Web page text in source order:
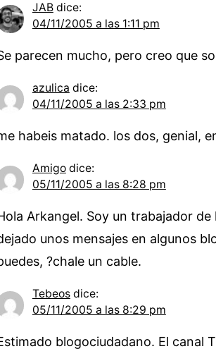
JAB dice:
04/11/2005 a las 1:11 pm
parecen mucho, pero creo que
azulica dice:
04/11/2005 a las 2:33 pm
habeis matado. los dos, genial,
Amigo dice:
05/11/2005 a las 8:28 pm
Arkangel. Soy un trabajador
unos mensajes en algunos
?chale un cable.
Tebeos dice:
05/11/2005 a las 8:29 pm
blogociudadano. El canal